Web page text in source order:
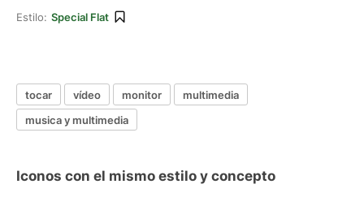
Estilo: Special Flat
tocar vídeo monitor
multimedia
musica y multimedia
Iconos con el mismo estilo y concepto